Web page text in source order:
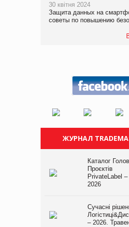
30 квітня 2024
Защита данных на
советы по повышению
ЖУРНАЛ
Каталог
Проєктів
PrivateLabel –
2026
Сучасні
– 2026.